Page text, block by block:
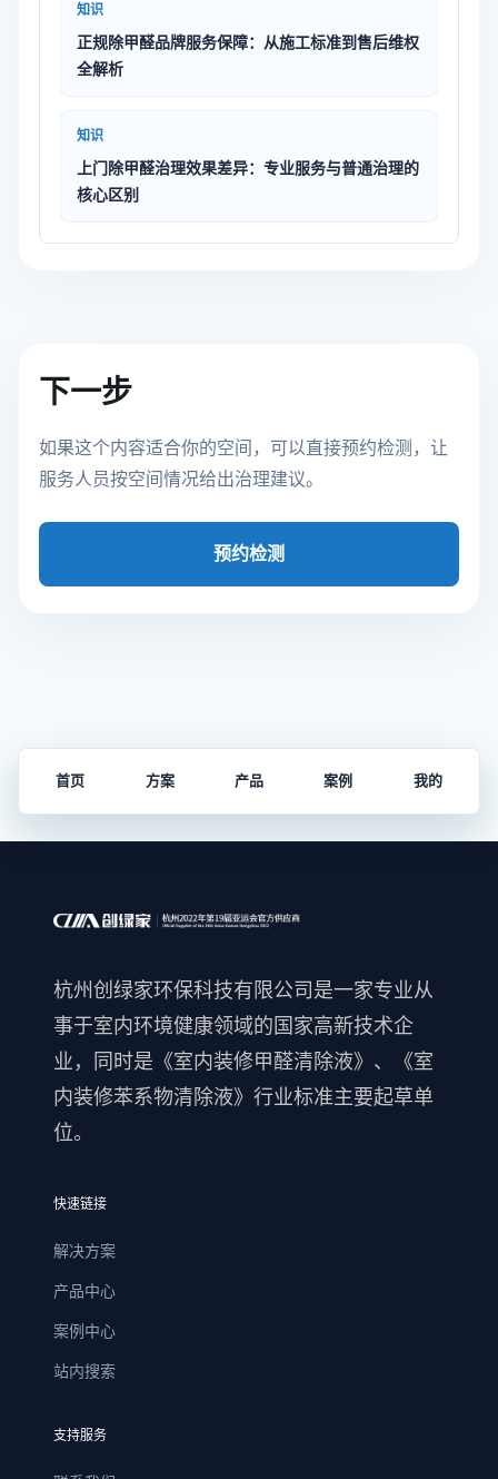
知识
正规除甲醛品牌服务保障：从施工标准到售后维权
全解析
知识
上门除甲醛治理效果差异：专业服务与普通治理的
核心区别
下一步
如果这个内容适合你的空间，可以直接预约检测，让
服务人员按空间情况给出治理建议。
预约检测
首页 方案 产品 案例 我的
杭州创绿家环保科技有限公司是一家专业从
事于室内环境健康领域的国家高新技术企
业，同时是《室内装修甲醛清除液》、《室
内装修苯系物清除液》行业标准主要起草单
位。
快速链接
解决方案
产品中心
案例中心
站内搜索
支持服务